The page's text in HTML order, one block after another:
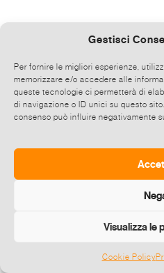
Gestisci
Per fornire le migliori esperienze,
memorizzare e/o accedere alle
queste tecnologie ci permetterà di
di navigazione o ID unici su questo
consenso può influire negativamente
Visualizza le
Cookie Policy
©2026